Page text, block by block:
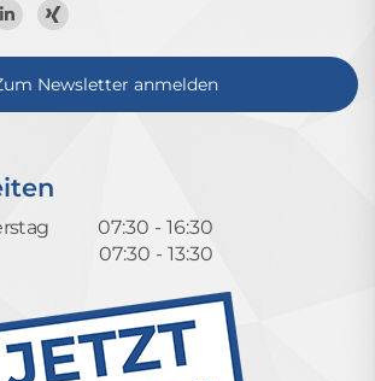
Zum
LinkedIn-
Profil
Zum
Xing-
Profil
Newsletter anmelden
07:30 - 16:30
07:30 - 13:30